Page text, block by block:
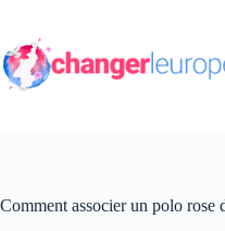
contenu
Comment associer un polo rose